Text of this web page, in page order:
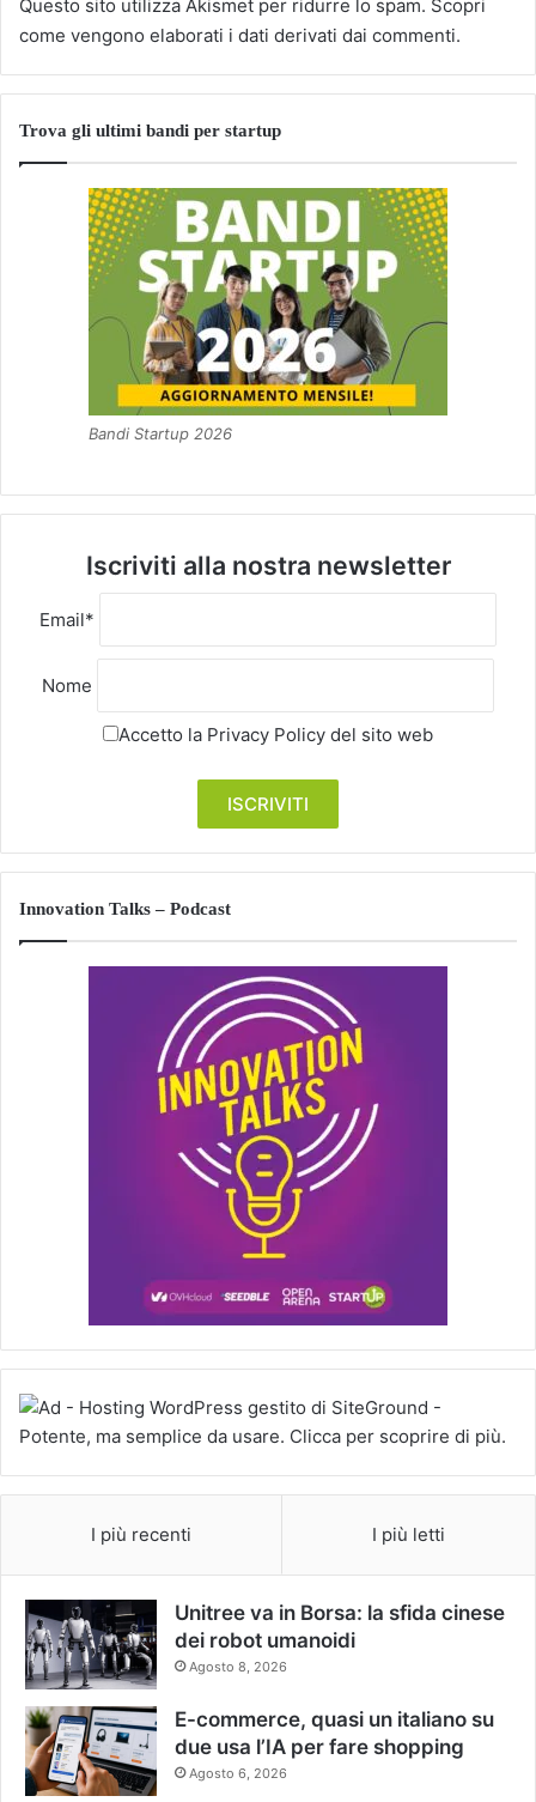
Questo sito utilizza Akismet per ridurre lo spam. Scopri
come vengono elaborati i dati derivati dai commenti.
Trova gli ultimi bandi per startup
Bandi Startup 2026
Iscriviti alla nostra newsletter
Email*
Nome
Accetto la Privacy Policy del sito web
Innovation Talks – Podcast
I più recenti I più letti
Unitree va in Borsa: la sfida cinese
dei robot umanoidi
Agosto 8, 2026
E-commerce, quasi un italiano su
due usa l’IA per fare shopping
Agosto 6, 2026